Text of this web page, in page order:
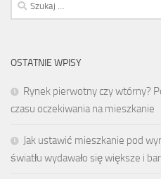
OSTATNIE WPISY
Rynek pierwotny czy wtórny?
czasu oczekiwania na mieszkanie
Jak ustawić mieszkanie pod
światłu wydawało się większe i